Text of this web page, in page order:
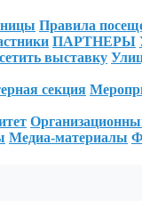
Правила
ПАРТНЕРЫ
выставку
секция
Медиа-материалы